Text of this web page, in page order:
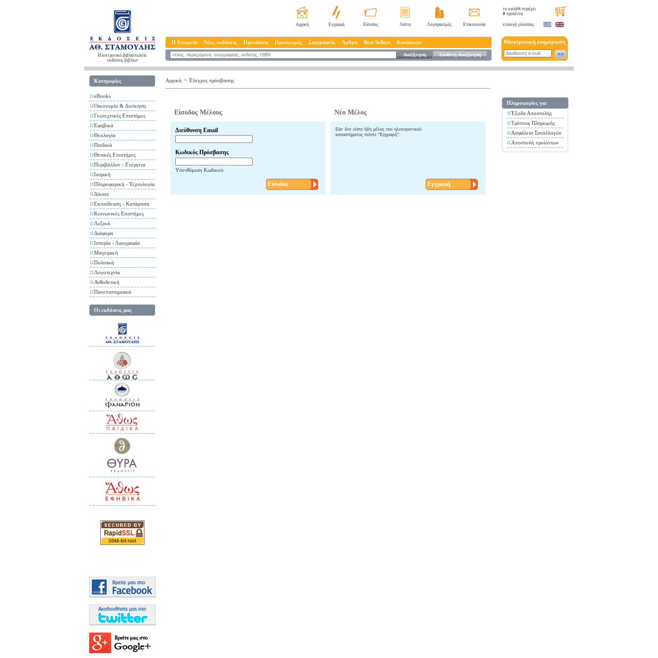
Ηλεκτρονικό βιβλιοπωλείο
εκδόσεις βιβλίων
Αρχική Εγγραφή Είσοδος Λίστα Λογαριασμός Επικοινωνία
Η Εταιρεία Νέες εκδόσεις Προτάσεις Προσφορές Συγγραφείς Άρθρα Best Sellers Κατάλογοι
Αναζήτηση Σύνθετη Αναζήτηση
το καλάθι περιέχει
0 προϊόντα
επιλογή γλώσσας
Κατηγορίες
eBooks
Οικονομία & Διοίκηση
Γεωτεχνικές Επιστήμες
Εφηβικά
Θεολογία
Παιδικά
Θετικές Επιστήμες
Περιβάλλον - Ενέργεια
Ιατρική
Πληροφορική - Τεχνολογία
Δίκαιο
Εκπαίδευση - Κατάρτιση
Κοινωνικές Επιστήμες
Λεξικά
Διάφορα
Ιστορία - Λαογραφία
Μαγειρική
Πολιτική
Λογοτεχνία
Ανθοδετική
Πανεπιστημιακά
Οι εκδόσεις μας
Αρχική > Έλεγχος πρόσβασης
Είσοδος Μέλους Νέο Μέλος
Διεύθυνση Email
Κωδικός Πρόσβασης
Υπενθύμιση Κωδικού
Είσοδος
Εάν δεν είστε ήδη μέλος του ηλεκτρονικού
καταστήματος πιέστε “Εγγραφή”.
Εγγραφή
Πληροφορίες για
Έξοδα Αποστολής
Τρόπους Πληρωμής
Ασφάλεια Συναλλαγών
Αποστολή προίόντων